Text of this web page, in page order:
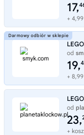
17,
+
od
19,
+
od
Typ:
23,
+